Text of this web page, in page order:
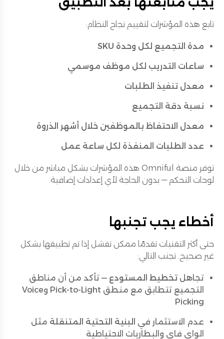
تابع هذه المؤشرات لتقييم نجاح النظام:
مدة التجميع لكل وحدة SKU
ساعات التدريب لكل موظف موسمي
معدل تنفيذ الطلبات
نسبة دقة التجميع
معدل الاحتفاظ بالموظفين خلال أشهر الذروة
عدد الطلبات المنفذة لكل ساعة عمل
توفر منصة Omniful هذه المؤشرات بشكل مباشر من خلال
لوحات التحكم — بدون الحاجة لأي إعدادات إضافية.
أخطاء يجب تجنبها
حتى أكثر التقنيات تقدمًا ممكن تفشل إذا تم تطبيقها بشكل
غير صحيح. تجنب التالي:
تجاهل تخطيط المستودع — تأكد من أن مناطق
التجميع تتطابق مع منطق Pick-to-Light وVoice
Picking
عدم الاستثمار في البنية التحتية المتنقلة مثل
الواي فاي والبطاريات الاحتياطية